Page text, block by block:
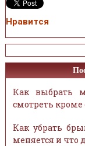
Нравится
Как выбрать
смотреть кроме
Как убрать
меняется и что